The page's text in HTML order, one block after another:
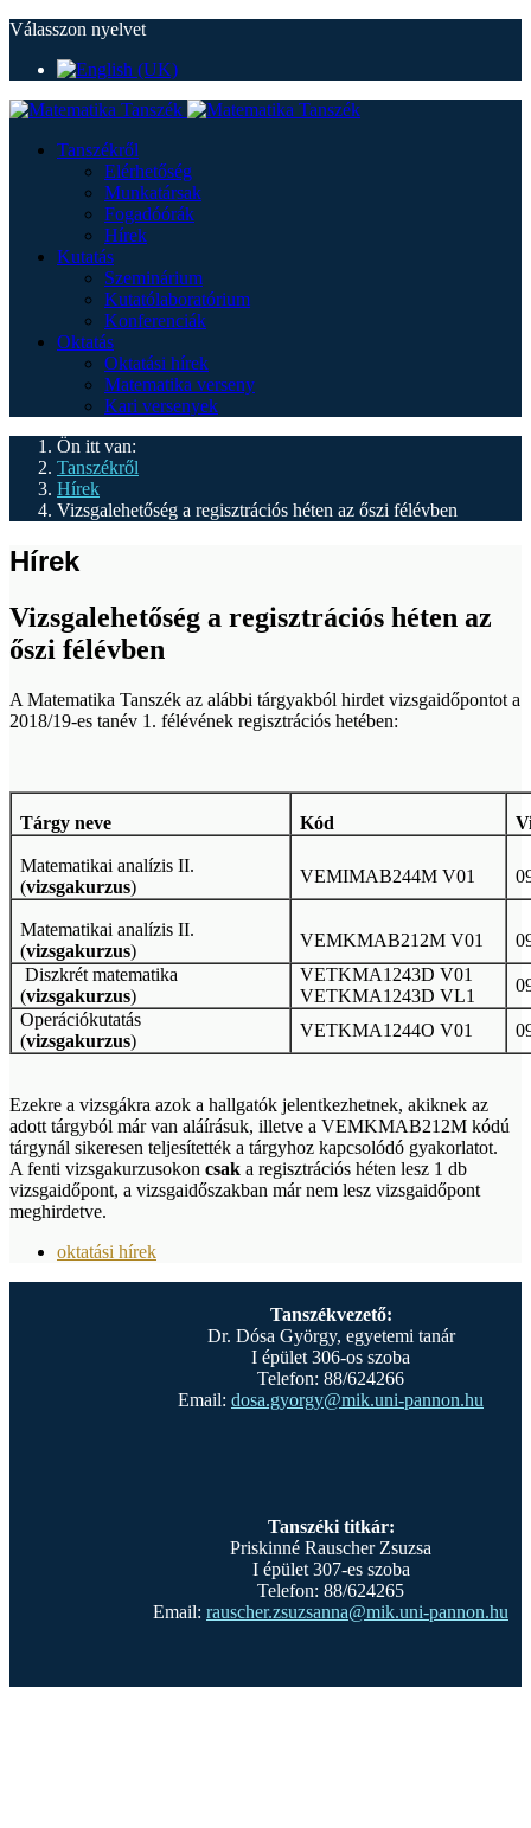
Válasszon nyelvet
Tanszékről
Elérhetőség
Munkatársak
Fogadóórák
Hírek
Kutatás
Szeminárium
Kutatólaboratórium
Konferenciák
Oktatás
Oktatási hírek
Matematika verseny
Kari versenyek
Ön itt van:
Tanszékről
Hírek
Vizsgalehetőség a regisztrációs héten az őszi félévben
Hírek
Vizsgalehetőség a regisztrációs héten az
őszi félévben
A Matematika Tanszék az alábbi tárgyakból hirdet vizsgaidőpontot a
2018/19-es tanév 1. félévének regisztrációs hetében:
Tárgy neve Kód
Matematikai analízis II.
(vizsgakurzus)
VEMIMAB244M V01
Matematikai analízis II.
(vizsgakurzus)
VEMKMAB212M V01
Diszkrét matematika
(vizsgakurzus)
VETKMA1243D V01
VETKMA1243D VL1
Operációkutatás
(vizsgakurzus)
VETKMA1244O V01
Ezekre a vizsgákra azok a hallgatók jelentkezhetnek, akiknek az
adott tárgyból már van aláírásuk, illetve a VEMKMAB212M kódú
tárgynál sikeresen teljesítették a tárgyhoz kapcsolódó gyakorlatot.
A fenti vizsgakurzusokon csak a regisztrációs héten lesz 1 db
vizsgaidőpont, a vizsgaidőszakban már nem lesz vizsgaidőpont
meghirdetve.
oktatási hírek
Tanszékvezető:
Dr. Dósa György, egyetemi tanár
I épület 306-os szoba
Telefon: 88/624266
Email: dosa.gyorgy@mik.uni-pannon.hu
Tanszéki titkár:
Priskinné Rauscher Zsuzsa
I épület 307-es szoba
Telefon: 88/624265
Email: rauscher.zsuzsanna@mik.uni-pannon.hu